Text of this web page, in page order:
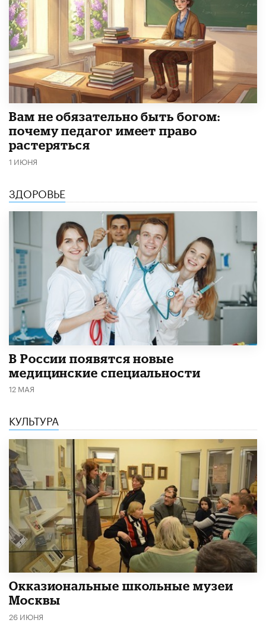
​Вам не обязательно быть богом:
почему педагог имеет право
растеряться
1 ИЮНЯ
ЗДОРОВЬЕ
В России появятся новые
медицинские специальности
12 МАЯ
КУЛЬТУРА
​Окказиональные школьные музеи
Москвы
26 ИЮНЯ